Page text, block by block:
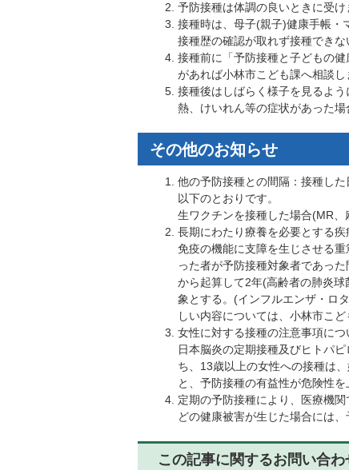
予防接種は体調の良いときに受
接種時は、母子(親子)健康手帳・
接種歴の確認が取れず接種できな
接種前に「予防接種と子どもの
があれば小林市こども課へ相談し
接種後はしばらく様子を見るよ
熱、けいれん等の症状があった場
その他のお知らせ
他の予防接種との間隔：接種し
以下のとおりです。
生ワクチンを接種した場合(MR
長期にわたり療養を必要とする
免疫の機能に支障を生じさせる
った者が予防接種対象者であっ
から起算して2年(高齢者の肺炎
象とする。(インフルエンザ・ロ
しい内容については、小林市こど
女性に対する接種の注意事項につ
日本脳炎の定期接種及びヒトパ
ち、13歳以上の女性への接種は
と、予防接種の有益性が危険性
定期の予防接種により、医療機
どの健康被害が生じた場合には
この記事に関するお問い合わ